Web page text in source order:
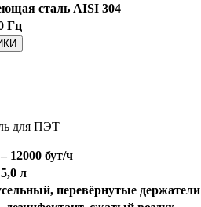
сталь AISI 304
Гц
для ПЭТ
12000 бут/ч
л
перевёрнутые держатели